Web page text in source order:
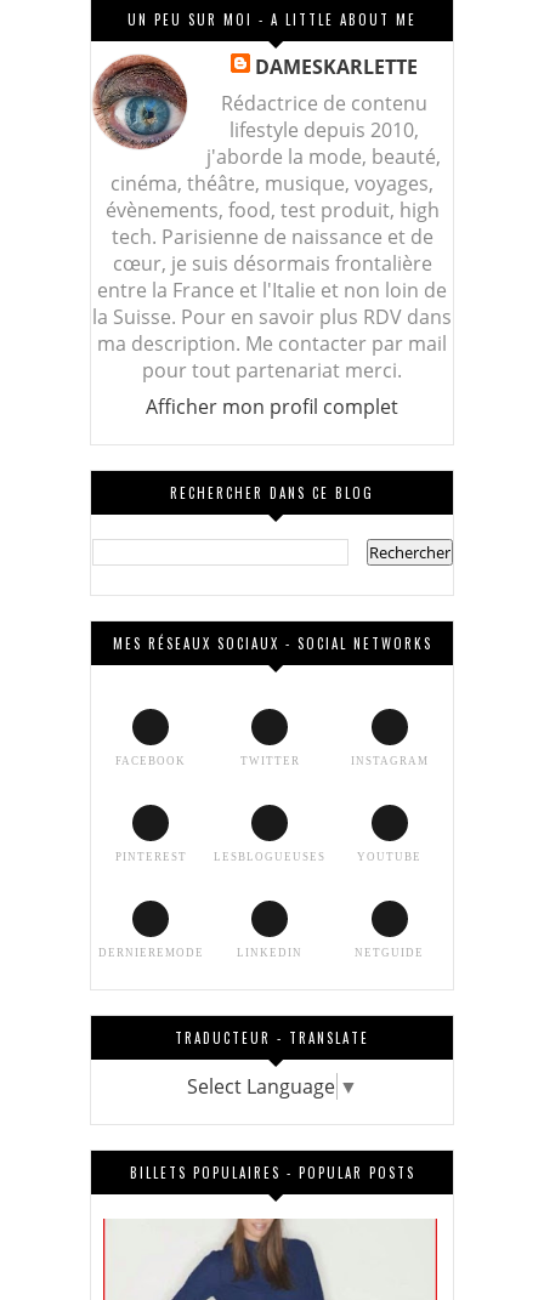
UN PEU SUR MOI - A LITTLE ABOUT ME
DAMESKARLETTE
Rédactrice de contenu
lifestyle depuis 2010,
j'aborde la mode, beauté,
cinéma, théâtre, musique, voyages,
évènements, food, test produit, high
tech. Parisienne de naissance et de
cœur, je suis désormais frontalière
entre la France et l'Italie et non loin de
la Suisse. Pour en savoir plus RDV dans
ma description. Me contacter par mail
pour tout partenariat merci.
Afficher mon profil complet
RECHERCHER DANS CE BLOG
MES RÉSEAUX SOCIAUX - SOCIAL NETWORKS
FACEBOOK TWITTER INSTAGRAM
PINTEREST LESBLOGUEUSES YOUTUBE
DERNIEREMODE LINKEDIN NETGUIDE
TRADUCTEUR - TRANSLATE
Select Language ▼
BILLETS POPULAIRES - POPULAR POSTS